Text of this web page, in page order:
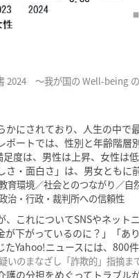
2024 ～我が国の Well-being の
にされており、人生の中で
ートでは、性別と年齢階層
度は、男性は上昇、女性は
・面白さ」は、男女ともに
環境／社会とのつながり／
治・行政・裁判所への信頼性
これについてSNSやネット
下がっているのに？」「あ
Yahoo!ニュースには、800
いのまなざし「詐欺的」指摘ま
の分担をめぐってトラブル